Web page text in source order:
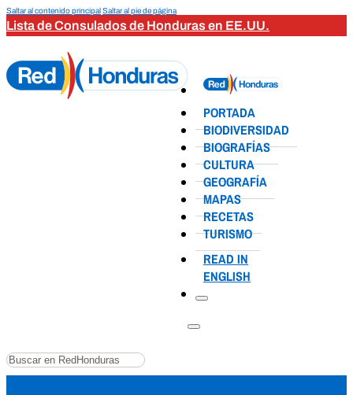
Saltar al contenido principalSaltar al pie de página
Lista de Consulados de Honduras en EE.UU.
PORTADA
BIODIVERSIDAD
BIOGRAFÍAS
CULTURA
GEOGRAFÍA
MAPAS
RECETAS
TURISMO
READ IN
ENGLISH
Buscar